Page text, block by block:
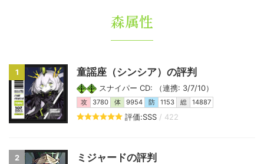
森属性
1 童謡座（シンシア）の評判
スナイパー CD: （連携: 3/7/10）
攻 3780 体 9954 防 1153 総 14887
評価:SSS / 422
2 ミジャードの評判